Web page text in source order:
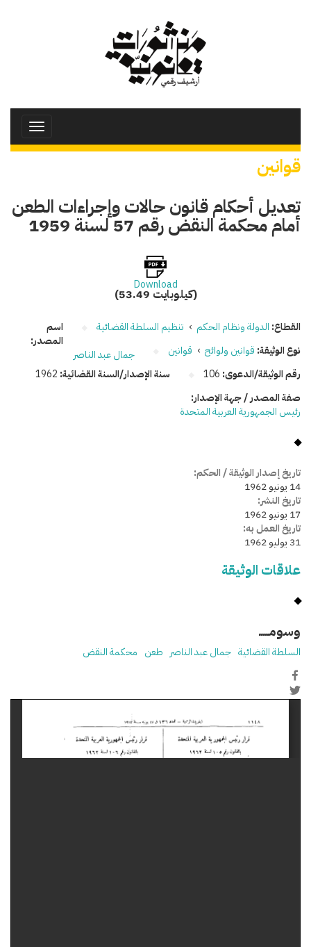
Toggle
قوانين
تعديل أحكام قانون حالات وإجراءات الطعن
أمام محكمة النقض رقم 57 لسنة 1959
Download
(53.49 كيلوبايت)
القطاع: الدولة ونظام الحكم › تنظيم السلطة القضائية
نوع الوثيقة: قوانين ولوائح › قوانين
رقم الوثيقة/الدعوى: 106 سنة الإصدار/السنة القضائية: 1962
اسم
المصدر:
جمال عبد الناصر
صفة المصدر / جهة الإصدار:
رئيس الجمهورية العربية المتحدة
تاريخ إصدار الوثيقة / الحكم:
14 يونيو 1962
تاريخ النشر:
17 يونيو 1962
تاريخ العمل به:
31 يوليو 1962
علاقات الوثيقة
وسومـــــ
السلطة القضائية جمال عبد الناصر طعن محكمة النقض